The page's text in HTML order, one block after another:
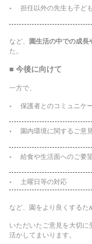
担任以外の先生も子ど
など、 園生活の中での成長
た。
■ 今後に向けて
一方で、
保護者とのコミュニケ
園内環境に関するご意
給食や生活面へのご要
土曜日等の対応
など、園をより良くするた
いただいたご意見を大切に
活かしてまいります。